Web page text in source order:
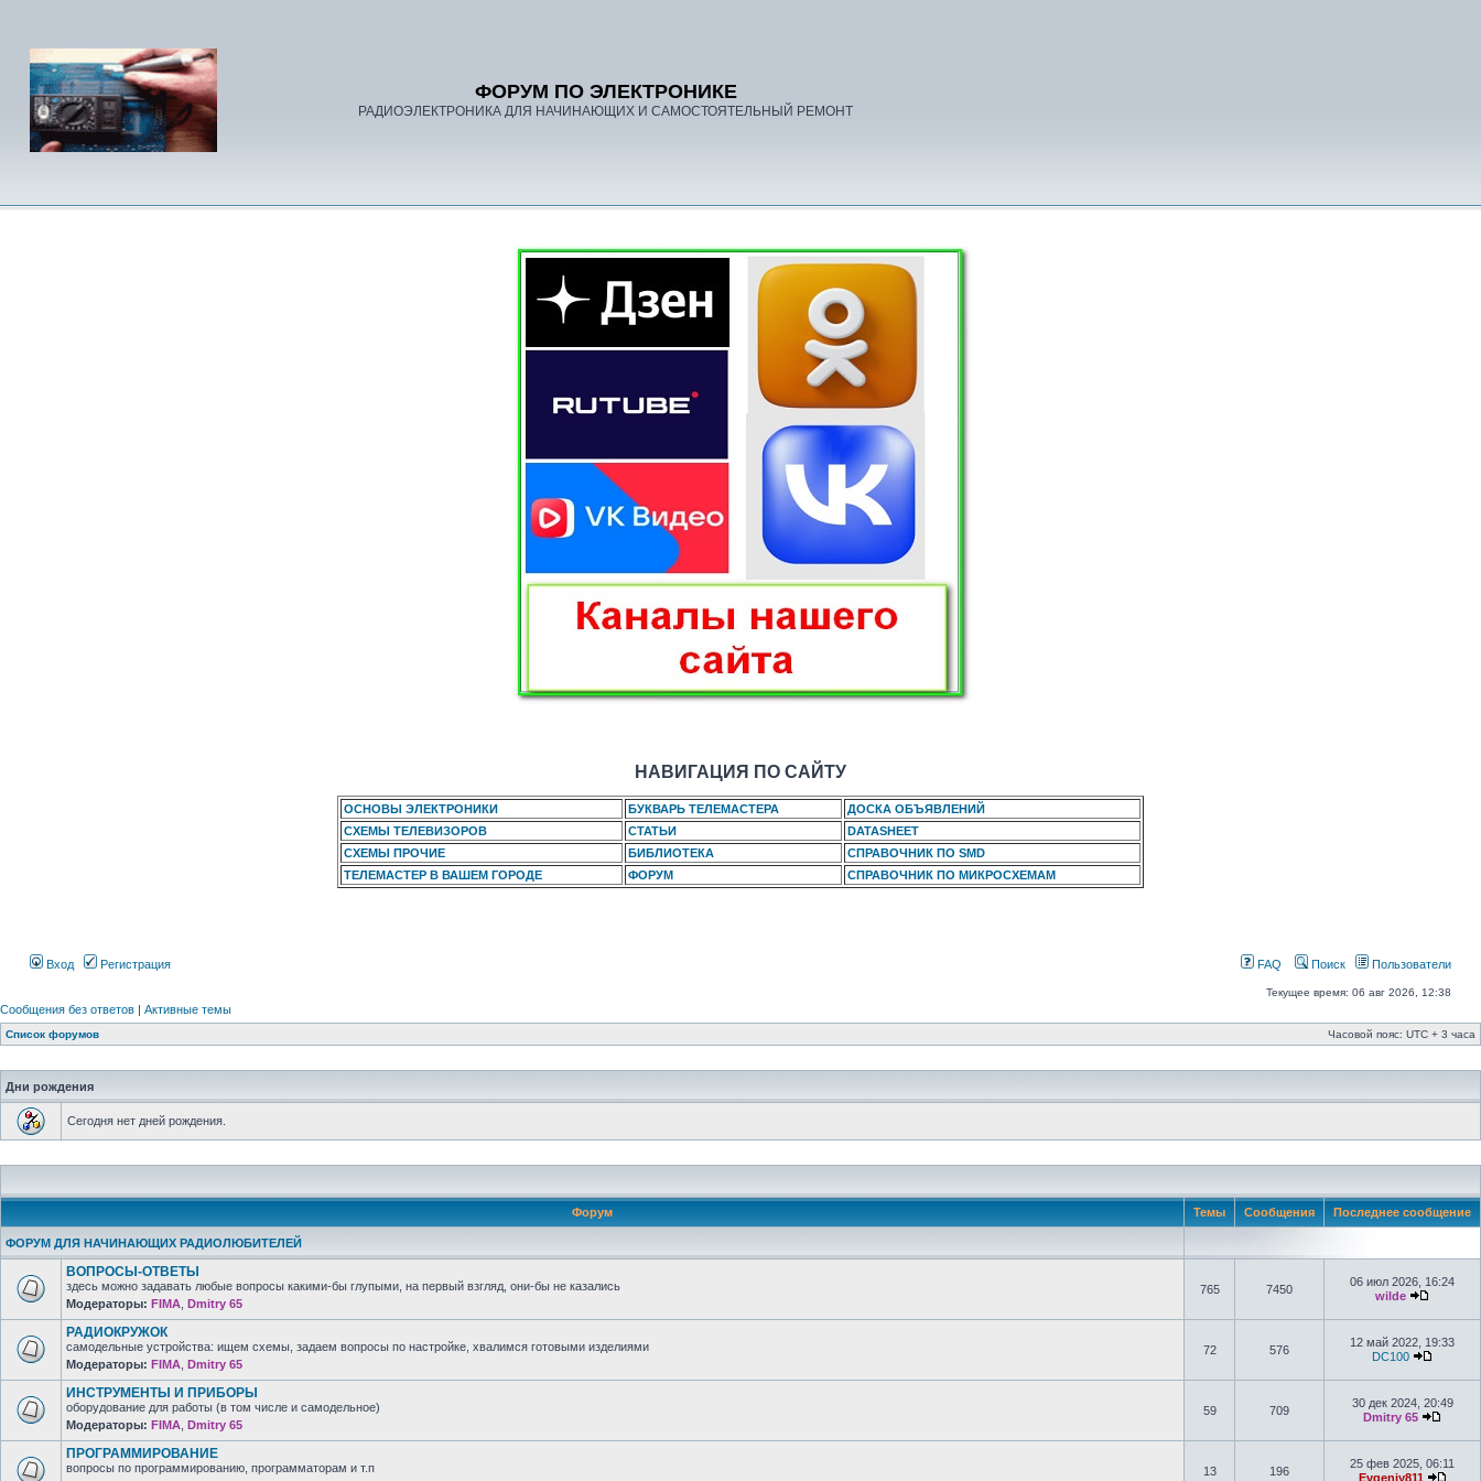
ФОРУМ ПО ЭЛЕКТРОНИКЕ
РАДИОЭЛЕКТРОНИКА ДЛЯ НАЧИНАЮЩИХ И САМОСТОЯТЕЛЬНЫЙ РЕМОНТ
НАВИГАЦИЯ ПО САЙТУ
ОСНОВЫ ЭЛЕКТРОНИКИ БУКВАРЬ ТЕЛЕМАСТЕРА
ДОСКА ОБЪЯВЛЕНИЙ
СХЕМЫ ТЕЛЕВИЗОРОВ
СТАТЬИ
DATASHEET
СХЕМЫ ПРОЧИЕ
БИБЛИОТЕКА
СПРАВОЧНИК ПО SMD
ТЕЛЕМАСТЕР В ВАШЕМ ГОРОДЕ
ФОРУМ СПРАВОЧНИК ПО МИКРОСХЕМАМ
Вход Регистрация FAQ Поиск Пользователи
Текущее время: 06 авг 2026, 12:38
Сообщения без ответов | Активные темы
Список форумов Часовой пояс: UTC + 3 часа
Дни рождения
Сегодня нет дней рождения.
Форум Темы Сообщения Последнее сообщение
ФОРУМ ДЛЯ НАЧИНАЮЩИХ РАДИОЛЮБИТЕЛЕЙ
ВОПРОСЫ-ОТВЕТЫ
здесь можно задавать любые вопросы какими-бы глупыми, на первый взгляд, они-бы не казались
Модераторы: FIMA Dmitry 65
765 7450
06 июл 2026, 16:24
wilde
РАДИОКРУЖОК
самодельные устройства: ищем схемы, задаем вопросы по настройке, хвалимся готовыми изделиями
Модераторы: FIMA Dmitry 65
72 576
12 май 2022, 19:33
DC100
ИНСТРУМЕНТЫ И ПРИБОРЫ
оборудование для работы (в том числе и самодельное)
Модераторы: FIMA Dmitry 65
59 709
30 дек 2024, 20:49
Dmitry 65
ПРОГРАММИРОВАНИЕ
вопросы по программированию, программаторам и т.п
13 196
25 фев 2025, 06:11
Evgeniy811